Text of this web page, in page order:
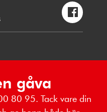
gåva
80 95. Tack vare din